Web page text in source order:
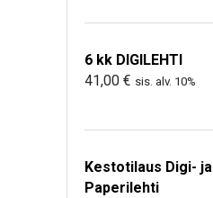
6 kk DIGILEHTI
41,00 € sis. alv. 10%
Kestotilaus Digi- ja
Paperilehti